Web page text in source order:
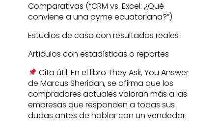
Comparativas (“CRM vs. Excel: ¿Qué
conviene a una pyme ecuatoriana?”)
Estudios de caso con resultados reales
Artículos con estadísticas o reportes
Cita útil: En el libro They Ask, You Answer
de Marcus Sheridan, se afirma que los
compradores actuales valoran más a las
empresas que responden a todas sus
dudas antes de hablar con un vendedor.